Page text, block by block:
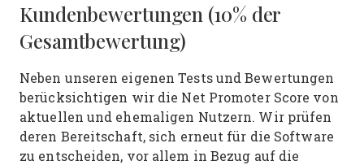
Kundenbewertungen (10% der
Gesamtbewertung)
Neben unseren eigenen Tests und Bewertungen
berücksichtigen wir die Net Promoter Score von
aktuellen und ehemaligen Nutzern. Wir prüfen
deren Bereitschaft, sich erneut für die Software
zu entscheiden, vor allem in Bezug auf die